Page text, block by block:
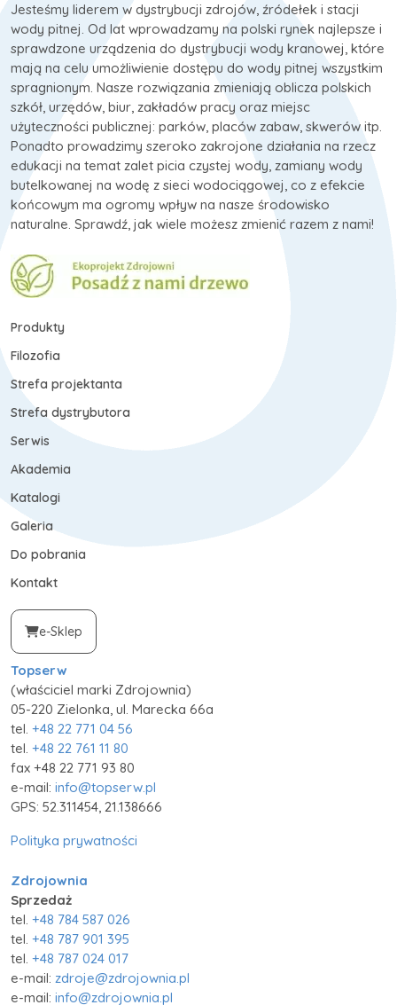
Jesteśmy liderem w dystrybucji zdrojów, źródełek i stacji
wody pitnej. Od lat wprowadzamy na polski rynek najlepsze i
sprawdzone urządzenia do dystrybucji wody kranowej, które
mają na celu umożliwienie dostępu do wody pitnej wszystkim
spragnionym. Nasze rozwiązania zmieniają oblicza polskich
szkół, urzędów, biur, zakładów pracy oraz miejsc
użyteczności publicznej: parków, placów zabaw, skwerów itp.
Ponadto prowadzimy szeroko zakrojone działania na rzecz
edukacji na temat zalet picia czystej wody, zamiany wody
butelkowanej na wodę z sieci wodociągowej, co z efekcie
końcowym ma ogromy wpływ na nasze środowisko
naturalne. Sprawdź, jak wiele możesz zmienić razem z nami!
Produkty
Filozofia
Strefa projektanta
Strefa dystrybutora
Serwis
Akademia
Katalogi
Galeria
Do pobrania
Kontakt
e-Sklep
Topserw
(właściciel marki Zdrojownia)
05-220 Zielonka, ul. Marecka 66a
tel. +48 22 771 04 56
tel. +48 22 761 11 80
fax +48 22 771 93 80
e-mail: info@topserw.pl
GPS: 52.311454, 21.138666
Polityka prywatności
Zdrojownia
Sprzedaż
tel. +48 784 587 026
tel. +48 787 901 395
tel. +48 787 024 017
e-mail: zdroje@zdrojownia.pl
e-mail: info@zdrojownia.pl